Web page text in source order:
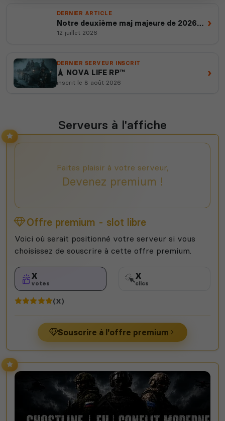
DERNIER ARTICLE
Notre deuxième maj majeure de 2026
est en ligne
12 juillet 2026
›
DERNIER SERVEUR INSCRIT
🗼 NOVA LIFE RP™
inscrit le 8 août 2026
›
Serveurs à l'affiche
Faites plaisir à votre serveur,
Devenez premium !
Offre premium - slot libre
Voici où serait positionné votre serveur si vous
choisissez de souscrire à cette offre premium.
X
votes
X
clics
(X)
Souscrire à l'offre premium